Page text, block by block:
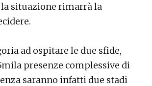
situazione rimarrà la
ad ospitare le due sfide,
presenze complessive di
saranno infatti due stadi